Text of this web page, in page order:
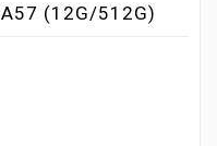
(12G/512G)